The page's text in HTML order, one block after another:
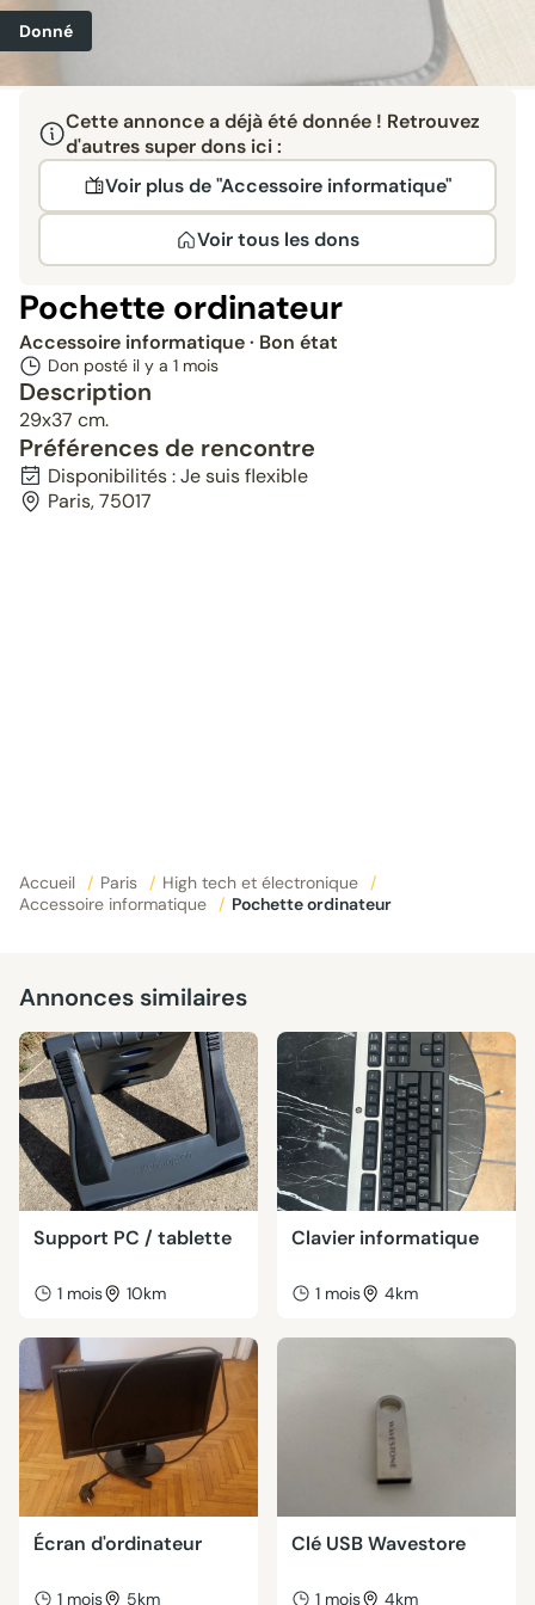
Donné
Cette annonce a déjà été donnée ! Retrouvez
d'autres super dons ici :
Voir plus de "Accessoire informatique"
Voir tous les dons
Pochette ordinateur
Accessoire informatique· Bon état
Don posté il y a 1 mois
Description
29x37 cm.
Préférences de rencontre
Disponibilités : Je suis flexible
Paris, 75017
Accueil / Paris / High tech et électronique
/
Accessoire informatique
/ Pochette ordinateur
Annonces similaires
Support PC / tablette
1 mois 10km
Clavier informatique
1 mois 4km
Écran d'ordinateur
1 mois 5km
Clé USB Wavestore
1 mois 4km